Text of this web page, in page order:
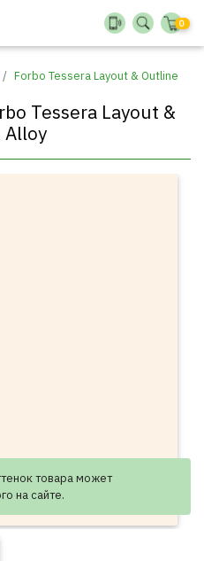
0
Forbo Tessera Layout & Outline
Tessera Layout &
Alloy
товара может
на сайте.